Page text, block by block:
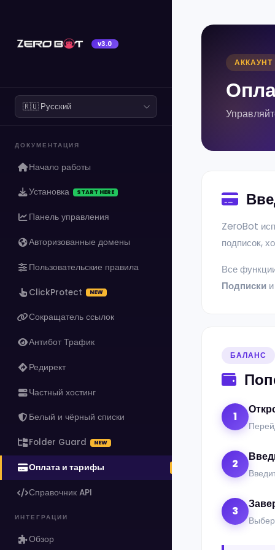
v3.0
ДОКУМЕНТАЦИЯ
Начало работы
Установка START HERE
Панель управления
Авторизованные домены
Пользовательские правила
ClickProtect NEW
Сокращатель ссылок
Антибот Трафик
Редирект
Частный хостинг
Белый и чёрный списки
Folder Guard NEW
Оплата и тарифы
Справочник API
ИНТЕГРАЦИИ
Обзор
АККАУНТ
ZeroBot
подписок,
Все
Подписки
БАЛАНС
1
2
3